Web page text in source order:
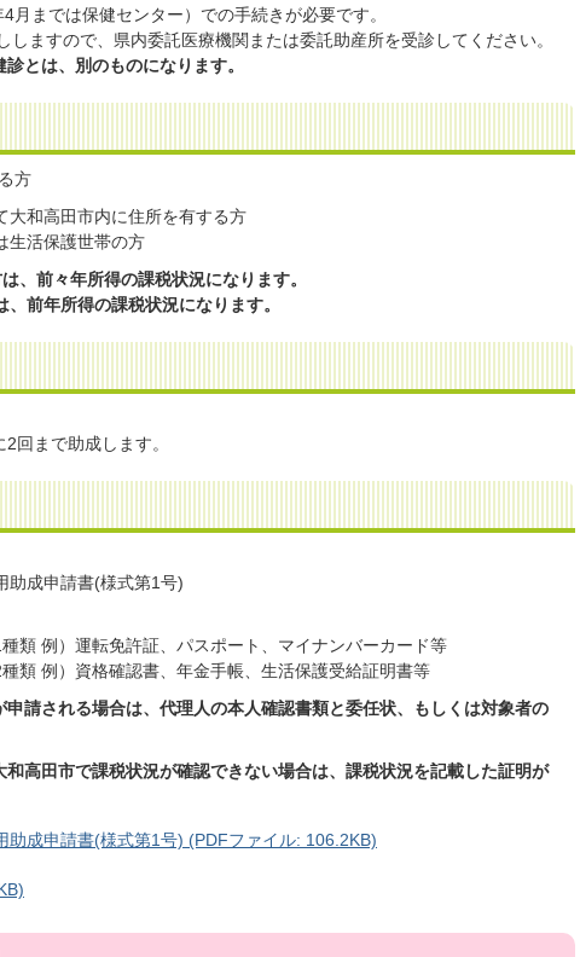
月までは保健センター）での手続きが必要です。
ますので、県内委託医療機関または委託助産所を受診してください。
とは、別のものになります。
方
大和高田市内に住所を有する方
生活保護世帯の方
、前々年所得の課税状況になります。
前年所得の課税状況になります。
回まで助成します。
助成申請書(様式第1号)
類 例）運転免許証、パスポート、マイナンバーカード等
類 例）資格確認書、年金手帳、生活保護受給証明書等
請される場合は、代理人の本人確認書類と委任状、もしくは対象者の
高田市で課税状況が確認できない場合は、課税状況を記載した証明が
助成申請書(様式第1号) (PDFファイル: 106.2KB)